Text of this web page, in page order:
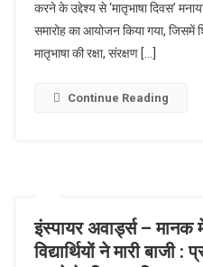
करने के उद्देश्य से ‘मातृभाषा दिवस’
समारोह का आयोजन किया गया, जिसमें
मातृभाषा की रक्षा, संरक्षण […]
Continue Reading
इंस्पायर अवार्ड्स – मानक
विद्यार्थियों ने मारी बाजी :